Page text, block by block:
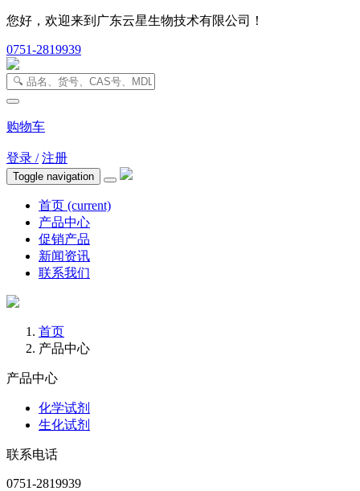
您好，欢迎来到广东云星生物技术有限公司！
0751-2819939
购物车
登录 / 注册
Toggle navigation
首页 (current)
产品中心
促销产品
新闻资讯
联系我们
首页
产品中心
产品中心
化学试剂
生化试剂
联系电话
0751-2819939